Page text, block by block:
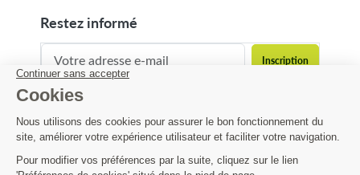
restez informé
contact@matijardin.fr 04 81 120 120
Matijardin